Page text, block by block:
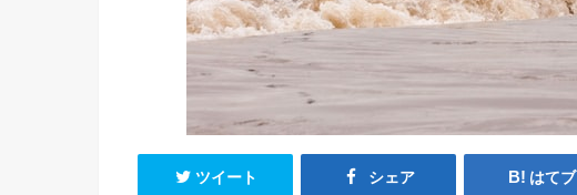
ツイート シェア はてブ